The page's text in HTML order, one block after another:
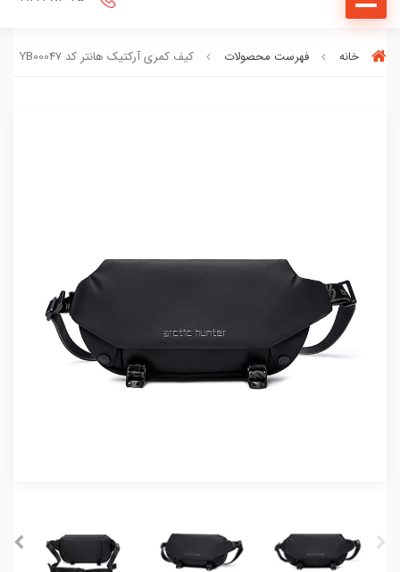
خانه فهرست محصولات کیف کمری آرکتیک هانتر کد YB00047